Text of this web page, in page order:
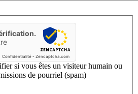
Confidentialité - Zencaptcha.com
si vous êtes un visiteur humain ou
de pourriel (spam)